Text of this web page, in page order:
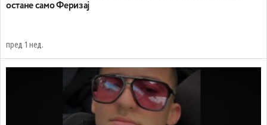
остане само Феризај
пред 1 нед.